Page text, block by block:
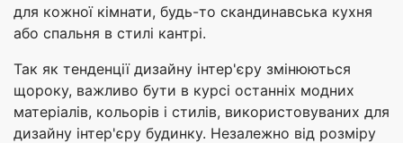
для кожної кімнати, будь-то скандинавська кухня
або спальня в стилі кантрі.
Так як тенденції дизайну інтер'єру змінюються
щороку, важливо бути в курсі останніх модних
матеріалів, кольорів і стилів, використовуваних для
дизайну інтер'єру будинку. Незалежно від розміру